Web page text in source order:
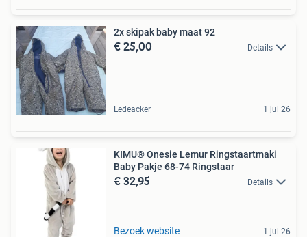
2x skipak baby maat 92
€ 25,00 Details
Ledeacker 1 jul 26
KIMU® Onesie Lemur Ringstaartmaki
Baby Pakje 68-74 Ringstaar
€ 32,95 Details
Bezoek website 1 jul 26